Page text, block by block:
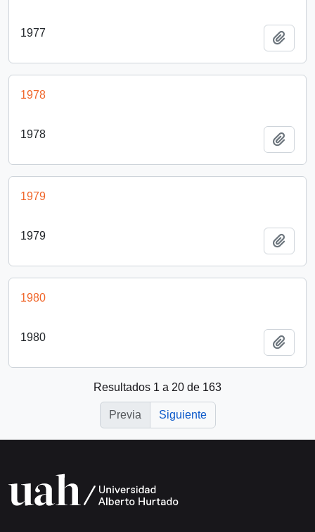
1977
1978
1978
1979
1979
1980
1980
Resultados 1 a 20 de 163
Previa Siguiente